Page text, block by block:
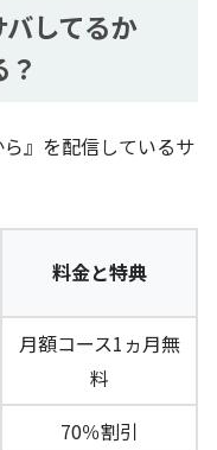
してるか
』を配信しているサ
料金と特典
月額コース1ヵ月無
料
70％割引